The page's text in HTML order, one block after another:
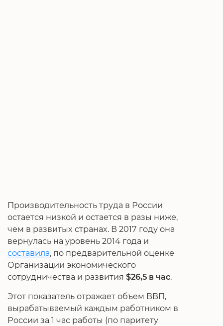
Производительность труда в России
остается низкой и остается в разы ниже,
чем в развитых странах. В 2017 году она
вернулась на уровень 2014 года и
составила, по предварительной оценке
Организации экономического
сотрудничества и развития $26,5 в час.
Этот показатель отражает объем ВВП,
вырабатываемый каждым работником в
России за 1 час работы (по паритету